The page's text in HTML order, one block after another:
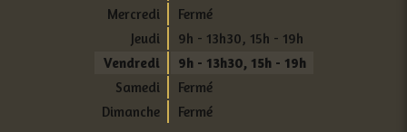
Mercredi
Fermé
Jeudi
9h - 13h30, 15h - 19h
Vendredi
9h - 13h30, 15h - 19h
Samedi
Fermé
Dimanche
Fermé